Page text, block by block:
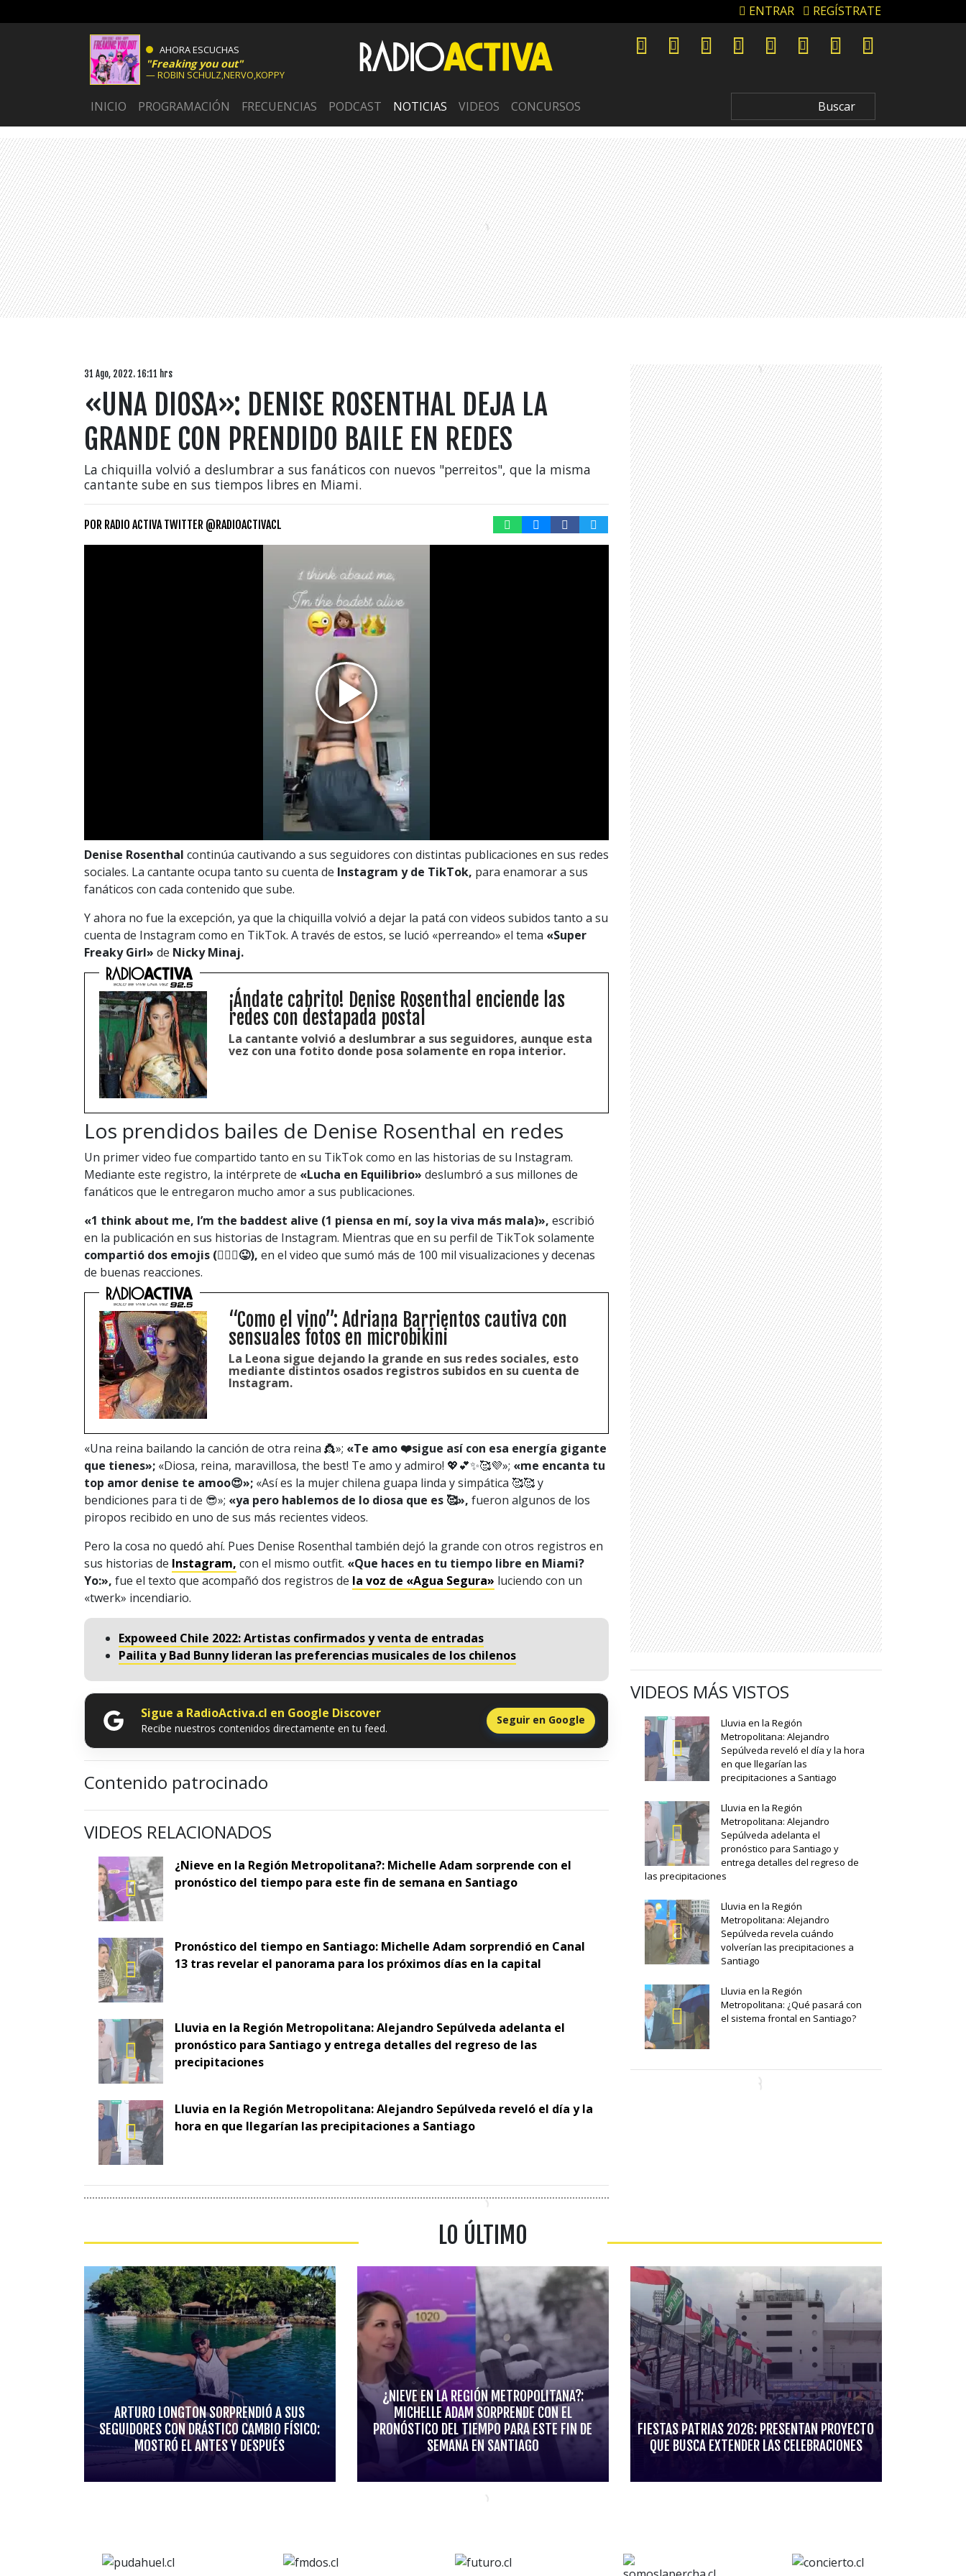
ENTRAR REGÍSTRATE
AHORA ESCUCHAS
Freaking you out
ROBIN SCHULZ,NERVO,KOPPY
INICIO PROGRAMACIÓN FRECUENCIAS PODCAST NOTICIAS VIDEOS CONCURSOS
31 Ago, 2022. 16:11 hrs
«UNA DIOSA»: DENISE ROSENTHAL DEJA LA
GRANDE CON PRENDIDO BAILE EN REDES
La chiquilla volvió a deslumbrar a sus fanáticos con nuevos "perreitos", que la misma
cantante sube en sus tiempos libres en Miami.
POR RADIO ACTIVA TWITTER @RADIOACTIVACL
Denise Rosenthal continúa cautivando a sus seguidores con distintas publicaciones en sus redes
sociales. La cantante ocupa tanto su cuenta de Instagram y de TikTok, para enamorar a sus
fanáticos con cada contenido que sube.
Y ahora no fue la excepción, ya que la chiquilla volvió a dejar la patá con videos subidos tanto a su
cuenta de Instagram como en TikTok. A través de estos, se lució «perreando» el tema «Super
Freaky Girl» de Nicky Minaj.
¡Ándate cabrito! Denise Rosenthal enciende las
redes con destapada postal
La cantante volvió a deslumbrar a sus seguidores, aunque esta
vez con una fotito donde posa solamente en ropa interior.
Los prendidos bailes de Denise Rosenthal en redes
Un primer video fue compartido tanto en su TikTok como en las historias de su Instagram.
Mediante este registro, la intérprete de «Lucha en Equilibrio» deslumbró a sus millones de
fanáticos que le entregaron mucho amor a sus publicaciones.
«1 think about me, I’m the baddest alive (1 piensa en mí, soy la viva más mala)», escribió
en la publicación en sus historias de Instagram. Mientras que en su perfil de TikTok solamente
compartió dos emojis (💁🏽‍♀️😜), en el video que sumó más de 100 mil visualizaciones y decenas
de buenas reacciones.
“Como el vino”: Adriana Barrientos cautiva con
sensuales fotos en microbikini
La Leona sigue dejando la grande en sus redes sociales, esto
mediante distintos osados registros subidos en su cuenta de
Instagram.
«Una reina bailando la canción de otra reina 👸»; «Te amo ❤️sigue así con esa energía gigante
que tienes»; «Diosa, reina, maravillosa, the best! Te amo y admiro! 💖💕✨🥰💜»; «me encanta tu
top amor denise te amoo😍»; «Así es la mujer chilena guapa linda y simpática 🥰🥰 y
bendiciones para ti de 😎»; «ya pero hablemos de lo diosa que es 🥰», fueron algunos de los
piropos recibido en uno de sus más recientes videos.
Pero la cosa no quedó ahí. Pues Denise Rosenthal también dejó la grande con otros registros en
sus historias de Instagram, con el mismo outfit. «Que haces en tu tiempo libre en Miami?
Yo:», fue el texto que acompañó dos registros de la voz de «Agua Segura» luciendo con un
«twerk» incendiario.
Expoweed Chile 2022: Artistas confirmados y venta de entradas
Pailita y Bad Bunny lideran las preferencias musicales de los chilenos
Sigue a RadioActiva.cl en Google Discover
Recibe nuestros contenidos directamente en tu feed.
Seguir en Google
Contenido patrocinado
VIDEOS RELACIONADOS
¿Nieve en la Región Metropolitana?: Michelle Adam sorprende con el
pronóstico del tiempo para este fin de semana en Santiago
Pronóstico del tiempo en Santiago: Michelle Adam sorprendió en Canal
13 tras revelar el panorama para los próximos días en la capital
Lluvia en la Región Metropolitana: Alejandro Sepúlveda adelanta el
pronóstico para Santiago y entrega detalles del regreso de las
precipitaciones
Lluvia en la Región Metropolitana: Alejandro Sepúlveda reveló el día y la
hora en que llegarían las precipitaciones a Santiago
VIDEOS MÁS VISTOS
Lluvia en la Región
Metropolitana: Alejandro
Sepúlveda reveló el día y la hora
en que llegarían las
precipitaciones a Santiago
Lluvia en la Región
Metropolitana: Alejandro
Sepúlveda adelanta el
pronóstico para Santiago y
entrega detalles del regreso de
las precipitaciones
Lluvia en la Región
Metropolitana: Alejandro
Sepúlveda revela cuándo
volverían las precipitaciones a
Santiago
Lluvia en la Región
Metropolitana: ¿Qué pasará con
el sistema frontal en Santiago?
LO ÚLTIMO
ARTURO LONGTON SORPRENDIÓ A SUS
SEGUIDORES CON DRÁSTICO CAMBIO FÍSICO:
MOSTRÓ EL ANTES Y DESPUÉS
¿NIEVE EN LA REGIÓN METROPOLITANA?:
MICHELLE ADAM SORPRENDE CON EL
PRONÓSTICO DEL TIEMPO PARA ESTE FIN DE
SEMANA EN SANTIAGO
FIESTAS PATRIAS 2026: PRESENTAN PROYECTO
QUE BUSCA EXTENDER LAS CELEBRACIONES